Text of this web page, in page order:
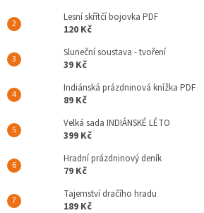
Lesní skřítčí bojovka PDF
120 Kč
Sluneční soustava - tvoření
39 Kč
Indiánská prázdninová knížka PDF
89 Kč
Velká sada INDIÁNSKÉ LÉTO
399 Kč
Hradní prázdninový deník
79 Kč
Tajemství dračího hradu
189 Kč